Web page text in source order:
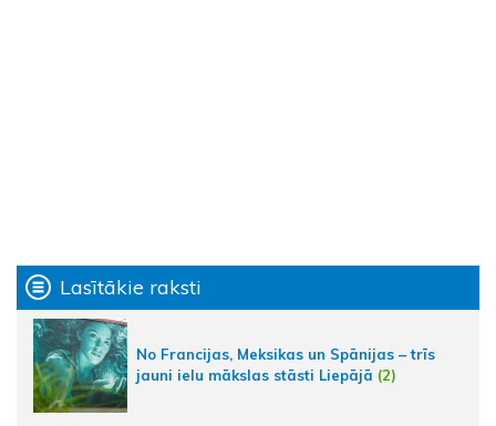
Lasītākie raksti
No Francijas, Meksikas un Spānijas – trīs
jauni ielu mākslas stāsti Liepājā (2)